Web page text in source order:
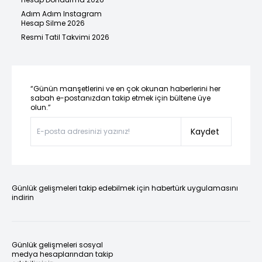
Adım Adım Instagram
Hesap Silme 2026
Resmi Tatil Takvimi 2026
“Günün manşetlerini ve en çok okunan haberlerini her
sabah e-postanızdan takip etmek için bültene üye
olun.”
Kaydet
Günlük gelişmeleri takip edebilmek için habertürk uygulamasını
indirin
Günlük gelişmeleri sosyal
medya hesaplarından takip